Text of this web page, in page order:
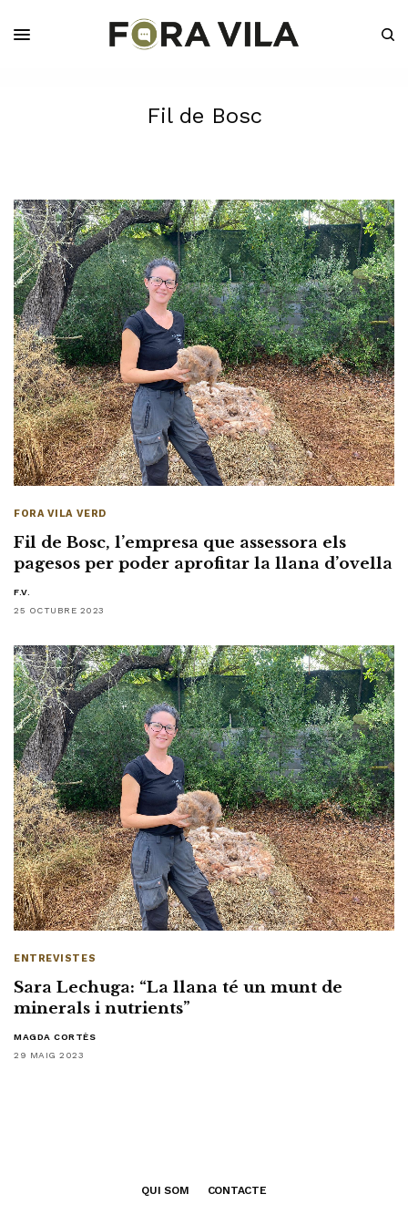
Fil de Bosc
FORA VILA VERD
Fil de Bosc, l’empresa que assessora els
pagesos per poder aprofitar la llana d’ovella
F.V.
25 OCTUBRE 2023
ENTREVISTES
Sara Lechuga: “La llana té un munt de
minerals i nutrients”
MAGDA CORTÈS
29 MAIG 2023
QUI SOM CONTACTE